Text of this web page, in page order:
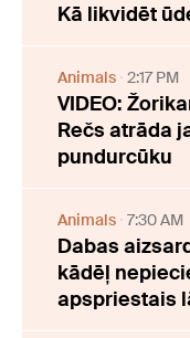
Kā likvidēt
Animals 2:17 PM
VIDEO:
Rečs atrāda
pundurcūku
Animals 7:30 AM
Dabas
kādēļ
apspriestais